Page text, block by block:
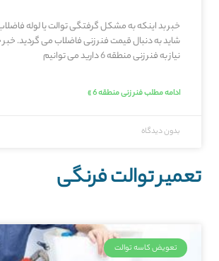
خبر بد اینکه به مشکل گرفتگی توالت یا لوله
شاید به دنبال قیمت فنر زنی فاضلاب می گردید.
نیاز به فنر زنی منطقه 6 دارید می توانیم
ادامه مطلب فنر زنی منطقه 6 »
بدون دیدگاه
تعمیر توالت فرنگی
تعویض کاسه توالت